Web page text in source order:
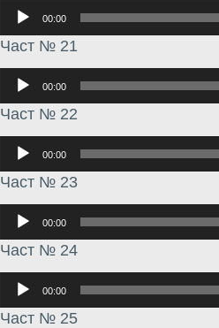
Аудиоплеер
00:00
Част № 21
Аудиоплеер
00:00
Част № 22
Аудиоплеер
00:00
Част № 23
Аудиоплеер
00:00
Част № 24
Аудиоплеер
00:00
Част № 25